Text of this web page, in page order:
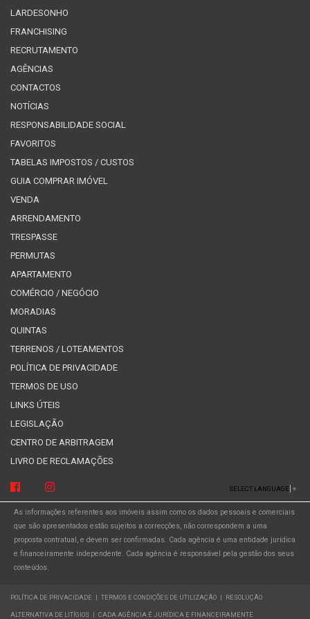
LARDESONHO
FRANCHISING
RECRUTAMENTO
AGÊNCIAS
CONTACTOS
NOTÍCIAS
RESPONSABILIDADE SOCIAL
FAVORITOS
TABELAS IMPOSTOS / CUSTOS
GUIA COMPRAR IMÓVEL
VENDA
ARRENDAMENTO
TRESPASSE
PERMUTAS
APARTAMENTO
COMÉRCIO / NEGÓCIO
MORADIAS
QUINTAS
TERRENOS / LOTEAMENTOS
POLÍTICA DE PRIVACIDADE
TERMOS DE USO
LINKS ÚTEIS
LEGISLAÇÃO
CENTRO DE ARBITRAGEM
LIVRO DE RECLAMAÇÕES
SELECT LANGUAGE ▼
As informações referentes aos imóveis assim como os dados pessoais e comerciais
que são apresentados estão sujeitos a correcções, não correspondem a uma
proposta contratual, e devem ser confirmadas. Cada agência é uma entidade jurídica
e financeiramente independente. Cada agência é responsável pela gestão dos seus
conteúdos.
POLÍTICA DE PRIVACIDADE | TERMOS E CONDIÇÕES DE UTILIZAÇÃO | RESOLUÇÃO
ALTERNATIVA DE LITÍGIOS | CADA AGÊNCIA É JURÍDICA E FINANCEIRAMENTE